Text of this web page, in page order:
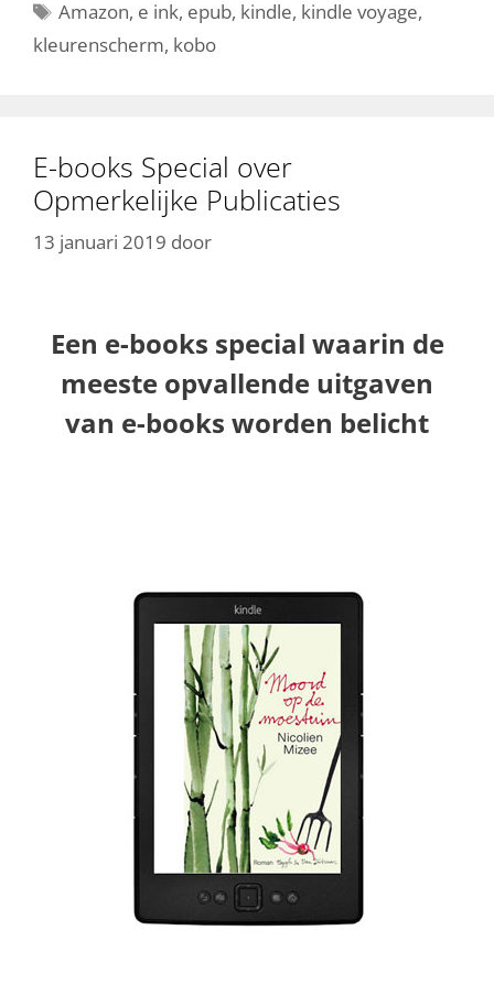
Tags
Amazon, e ink, epub, kindle, kindle voyage,
kleurenscherm, kobo
E-books Special over
Opmerkelijke Publicaties
13 januari 2019 door
Een e-books special waarin de
meeste opvallende uitgaven
van e-books worden belicht